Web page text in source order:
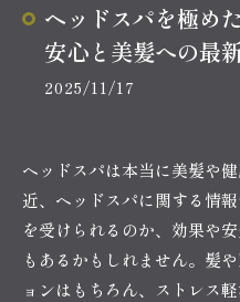
ヘッドスパを極め
安心と美髪への最
2025/11/17
ヘッドスパは本当に美髪や
近、ヘッドスパに関する情
を受けられるのか、効果や
もあるかもしれません。髪
ョンはもちろん、ストレス